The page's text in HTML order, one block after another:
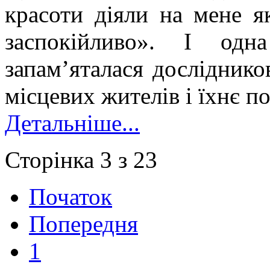
красоти діяли на мене
заспокійливо». І
запам’яталася
місцевих жителів і їхнє
Детальніше...
Сторінка 3 з 23
Початок
Попередня
1